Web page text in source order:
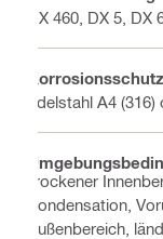
DX 460, DX 5, DX
Korrosionsschutz
Edelstahl A4
Trockener
Kondensation,
Außenbereich,